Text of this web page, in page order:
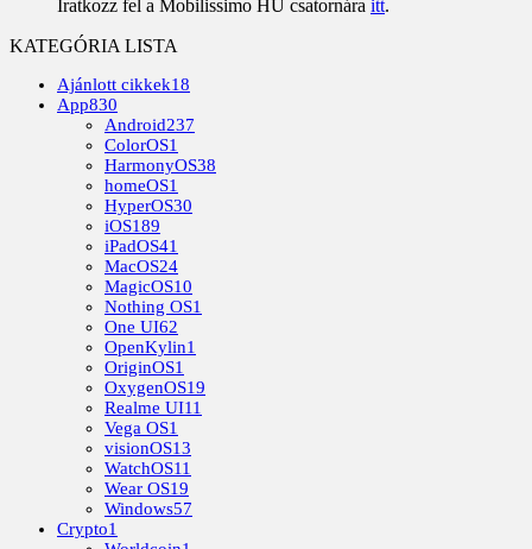
Iratkozz fel a Mobilissimo HU csatornára itt.
KATEGÓRIA LISTA
Ajánlott cikkek18
App830
Android237
ColorOS1
HarmonyOS38
homeOS1
HyperOS30
iOS189
iPadOS41
MacOS24
MagicOS10
Nothing OS1
One UI62
OpenKylin1
OriginOS1
OxygenOS19
Realme UI11
Vega OS1
visionOS13
WatchOS11
Wear OS19
Windows57
Crypto1